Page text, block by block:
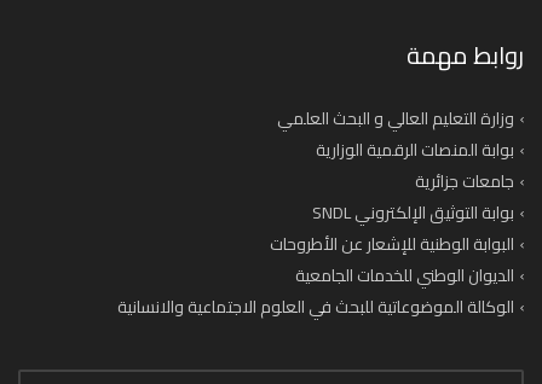
روابط مهمة
وزارة التعليم العالي و البحث العلمي
بوابة المنصات الرقمية الوزارية
جامعات جزائرية
بوابة التوثيق الإلكتروني SNDL
البوابة الوطنية للإشعار عن الأطروحات
الديوان الوطني للخدمات الجامعية
الوكالة الموضوعاتية للبحث في العلوم الاجتماعية والانسانية